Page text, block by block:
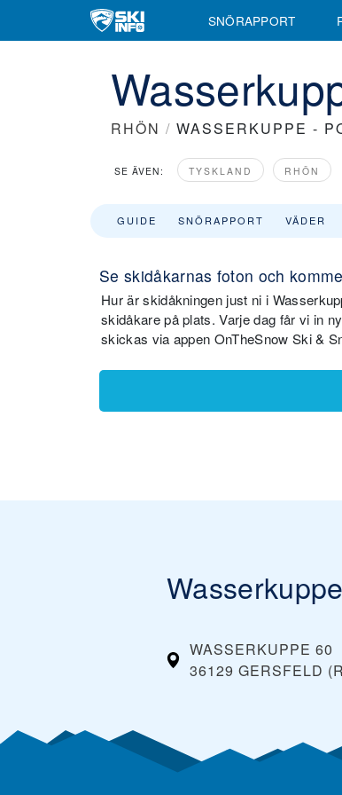
SNÖRAPPORT
RHÖN / WASSERKUPPE -
SE ÄVEN: TYSKLAND RHÖN
GUIDE SNÖRAPPORT VÄDER
Se skidåkarnas foton och
Hur är skidåkningen just ni i
skidåkare på plats. Varje dag får vi in
skickas via appen OnTheSnow Ski &
WASSERKUPPE 60
36129 GERSFELD